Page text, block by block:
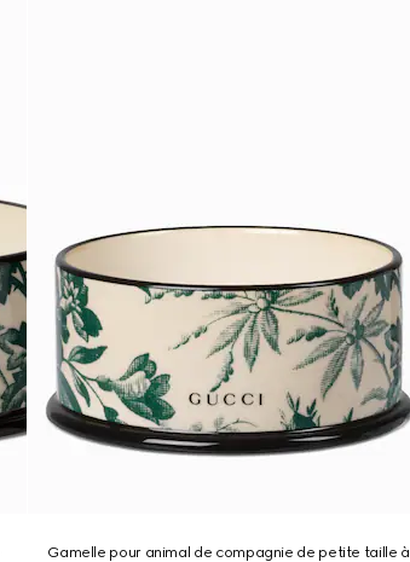
Gamelle pour animal de compagnie de petite taille à